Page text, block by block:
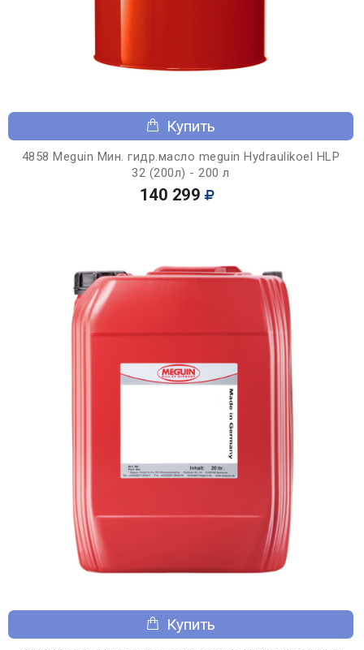
Купить
4858 Meguin Мин. гидр.масло meguin Hydraulikoel HLP
32 (200л) - 200 л
140 299
Купить